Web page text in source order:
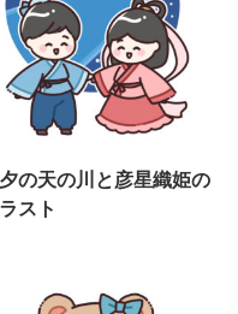
の天の川と彦星織姫の
スト